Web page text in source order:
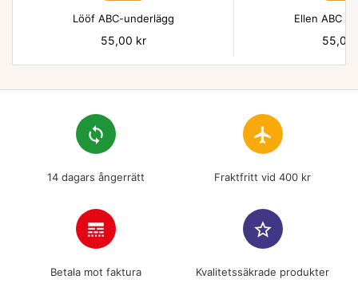
Lööf ABC-underlägg
Pris
55,00 kr
Ellen ABC
Pris
55,00
loop
14 dagars ångerrätt
flight
Fraktfritt vid 400 kr
line_style
Betala mot faktura
star_border
Kvalitetssäkrade produkter